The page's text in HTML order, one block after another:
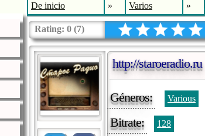
De inicio » Varios »
Rating: 0 (7)
http://staroeradio.ru
Géneros: Various
Bitrate: 128